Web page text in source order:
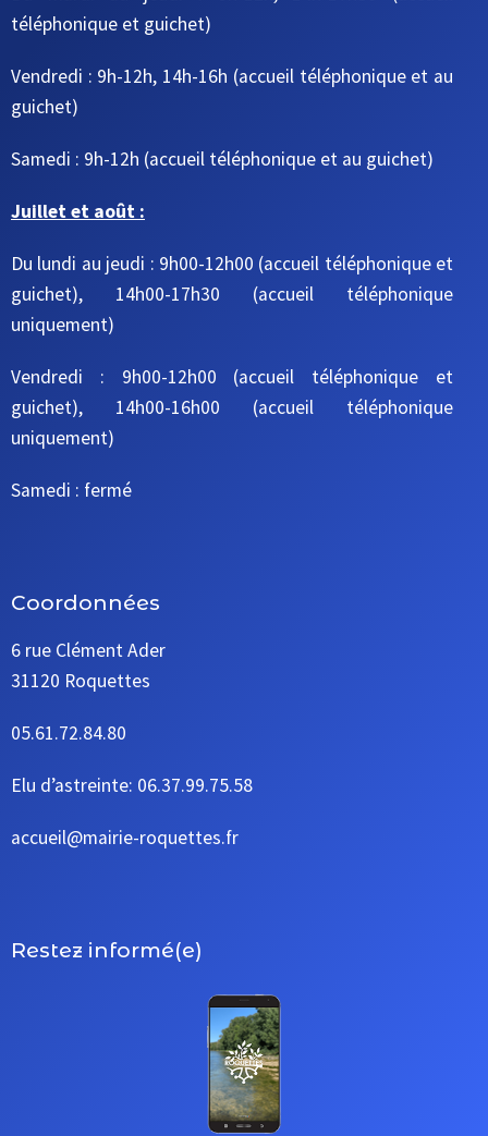
téléphonique et guichet)
Vendredi : 9h-12h, 14h-16h (accueil téléphonique et au
guichet)
Samedi : 9h-12h (accueil téléphonique et au guichet)
Juillet et août :
Du lundi au jeudi : 9h00-12h00 (accueil téléphonique et
guichet), 14h00-17h30 (accueil téléphonique
uniquement)
Vendredi : 9h00-12h00 (accueil téléphonique et
guichet), 14h00-16h00 (accueil téléphonique
uniquement)
Samedi : fermé
Coordonnées
6 rue Clément Ader
31120 Roquettes
05.61.72.84.80
Elu d’astreinte: 06.37.99.75.58
accueil@mairie-roquettes.fr
Restez informé(e)